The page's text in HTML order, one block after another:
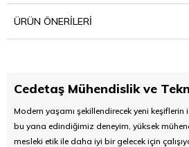
ÜRÜN ÖNERILERI
Cedetaş Mühendislik ve
Modern yaşamı şekillendirecek yeni
bu yana edindiğimiz deneyim, yüksek
mesleki etik ile daha iyi bir gelecek için